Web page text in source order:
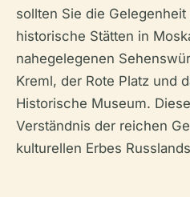
sollten Sie die
historische Stätten in
nahegelegenen
Kreml, der Rote Platz und
Historische Museum.
Verständnis der reichen
kulturellen Erbes